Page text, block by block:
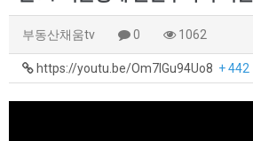
부동산채움tv 0 1062
https://youtu.be/Om7lGu94Uo8 + 442